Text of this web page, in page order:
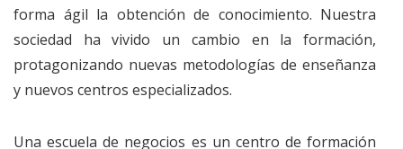
forma ágil la obtención de conocimiento. Nuestra
sociedad ha vivido un cambio en la formación,
protagonizando nuevas metodologías de enseñanza
y nuevos centros especializados.
Una escuela de negocios es un centro de formación